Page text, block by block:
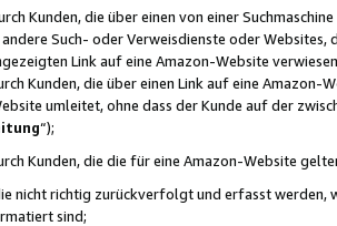
Kunden, die über einen von einer
Such- oder Verweisdienste oder Websites,
Link auf eine Amazon-Website
Kunden, die über einen Link auf eine
umleitet, ohne dass der Kunde auf der
“);
Kunden, die die für eine Amazon-Website
nicht richtig zurückverfolgt und erfasst werden,
sind;